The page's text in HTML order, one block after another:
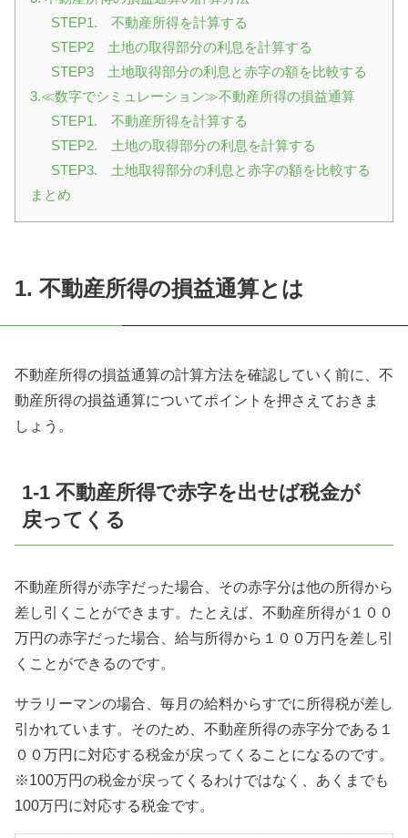
STEP1. 不動産所得を計算する
STEP2 土地の取得部分の利息を計算する
STEP3 土地取得部分の利息と赤字の額を比較する
3.≪数字でシミュレーション≫不動産所得の損益通算
STEP1. 不動産所得を計算する
STEP2. 土地の取得部分の利息を計算する
STEP3. 土地取得部分の利息と赤字の額を比較する
まとめ
1. 不動産所得の損益通算とは
不動産所得の損益通算の計算方法を確認していく前に、不
動産所得の損益通算についてポイントを押さえておきま
しょう。
1-1 不動産所得で赤字を出せば税金が
戻ってくる
不動産所得が赤字だった場合、その赤字分は他の所得から
差し引くことができます。たとえば、不動産所得が１００
万円の赤字だった場合、給与所得から１００万円を差し引
くことができるのです。
サラリーマンの場合、毎月の給料からすでに所得税が差し
引かれています。そのため、不動産所得の赤字分である１
００万円に対応する税金が戻ってくることになるのです。
※100万円の税金が戻ってくるわけではなく、あくまでも
100万円に対応する税金です。